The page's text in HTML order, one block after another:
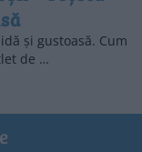
și gustoasă. Cum
de …